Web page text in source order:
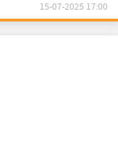
15-07-2025 17:00